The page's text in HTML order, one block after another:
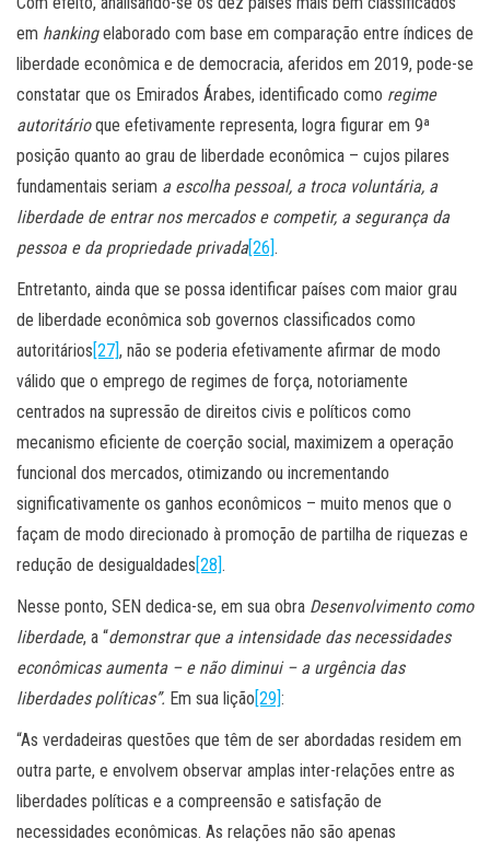
em hankingelaborado com base em comparação entre índices de
liberdade econômica e de democracia, aferidos em 2019, pode-se
constatar que os Emirados Árabes, identificado como regime
autoritárioque efetivamente representa, logra figurar em 9ª
posição quanto ao grau de liberdade econômica – cujos pilares
fundamentais seriam a escolha pessoal, a troca voluntária, a
liberdade de entrar nos mercados e competir, a segurança da
pessoa e da propriedade privada[26].
Entretanto, ainda que se possa identificar países com maior grau
de liberdade econômica sob governos classificados como
autoritários[27], não se poderia efetivamente afirmar de modo
válido que o emprego de regimes de força, notoriamente
centrados na supressão de direitos civis e políticos como
mecanismo eficiente de coerção social, maximizem a operação
funcional dos mercados, otimizando ou incrementando
significativamente os ganhos econômicos – muito menos que o
façam de modo direcionado à promoção de partilha de riquezas e
redução de desigualdades[28].
Nesse ponto, SEN dedica-se, em sua obra Desenvolvimento como
liberdade, a “demonstrar que a intensidade das necessidades
econômicas aumenta – e não diminui – a urgência das
liberdades políticas”. Em sua lição[29]:
“As verdadeiras questões que têm de ser abordadas residem em
outra parte, e envolvem observar amplas inter-relações entre as
liberdades políticas e a compreensão e satisfação de
necessidades econômicas. As relações não são apenas